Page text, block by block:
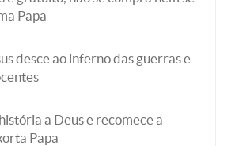
Papa
desce ao inferno das guerras e
a Deus e recomece a
Papa